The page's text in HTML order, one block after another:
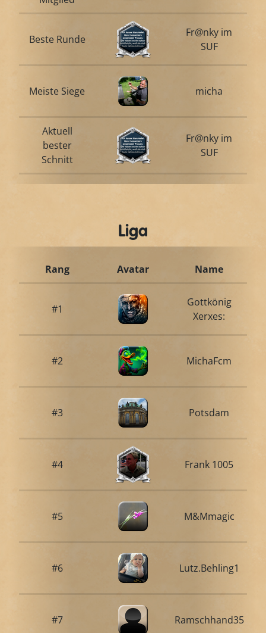
Beste Runde
Fr@nky im
SUF
Meiste Siege micha
Aktuell
bester
Schnitt
Fr@nky im
SUF
Liga
Rang Avatar Name
#1
Gottkönig
Xerxes:
#2 MichaFcm
#3 Potsdam
#4 Frank 1005
#5 M&Mmagic
#6 Lutz.Behling1
#7 Ramschhand35